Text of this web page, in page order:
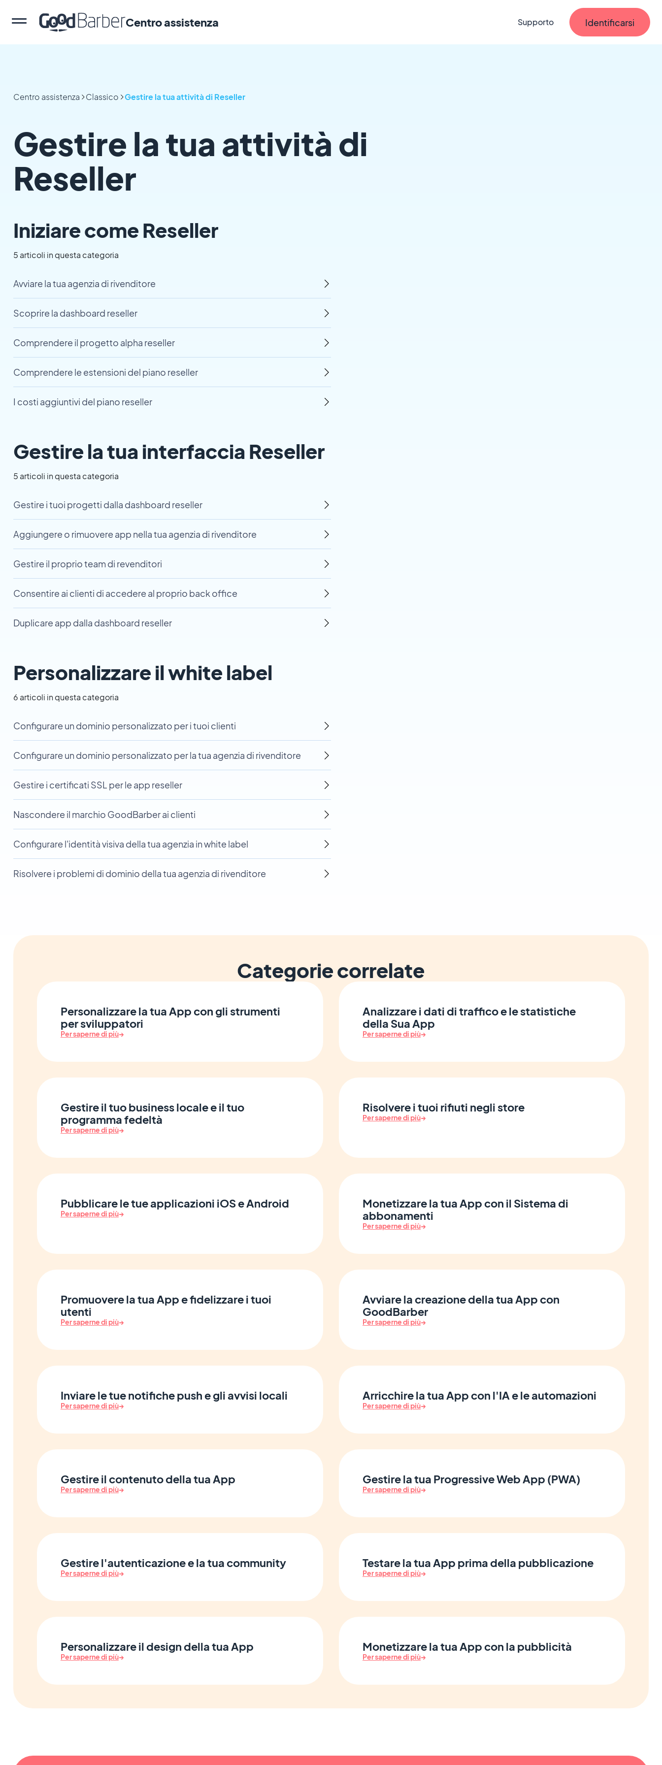
Centro assistenza Supporto Identificarsi
Centro assistenza Classico Gestire la tua attività di Reseller
Gestire la tua attività di
Reseller
Iniziare come Reseller
5 articoli in questa categoria
Avviare la tua agenzia di rivenditore
Scoprire la dashboard reseller
Comprendere il progetto alpha reseller
Comprendere le estensioni del piano reseller
I costi aggiuntivi del piano reseller
Gestire la tua interfaccia Reseller
5 articoli in questa categoria
Gestire i tuoi progetti dalla dashboard reseller
Aggiungere o rimuovere app nella tua agenzia di rivenditore
Gestire il proprio team di revenditori
Consentire ai clienti di accedere al proprio back office
Duplicare app dalla dashboard reseller
Personalizzare il white label
6 articoli in questa categoria
Configurare un dominio personalizzato per i tuoi clienti
Configurare un dominio personalizzato per la tua agenzia di rivenditore
Gestire i certificati SSL per le app reseller
Nascondere il marchio GoodBarber ai clienti
Configurare l'identità visiva della tua agenzia in white label
Risolvere i problemi di dominio della tua agenzia di rivenditore
Categorie correlate
Personalizzare la tua App con gli strumenti
per sviluppatori
Per saperne di più→
Analizzare i dati di traffico e le statistiche
della Sua App
Per saperne di più→
Gestire il tuo business locale e il tuo
programma fedeltà
Per saperne di più→
Risolvere i tuoi rifiuti negli store
Per saperne di più→
Pubblicare le tue applicazioni iOS e Android
Per saperne di più→
Monetizzare la tua App con il Sistema di
abbonamenti
Per saperne di più→
Promuovere la tua App e fidelizzare i tuoi
utenti
Per saperne di più→
Avviare la creazione della tua App con
GoodBarber
Per saperne di più→
Inviare le tue notifiche push e gli avvisi locali
Per saperne di più→
Arricchire la tua App con l'IA e le automazioni
Per saperne di più→
Gestire il contenuto della tua App
Per saperne di più→
Gestire la tua Progressive Web App (PWA)
Per saperne di più→
Gestire l'autenticazione e la tua community
Per saperne di più→
Testare la tua App prima della pubblicazione
Per saperne di più→
Personalizzare il design della tua App
Per saperne di più→
Monetizzare la tua App con la pubblicità
Per saperne di più→